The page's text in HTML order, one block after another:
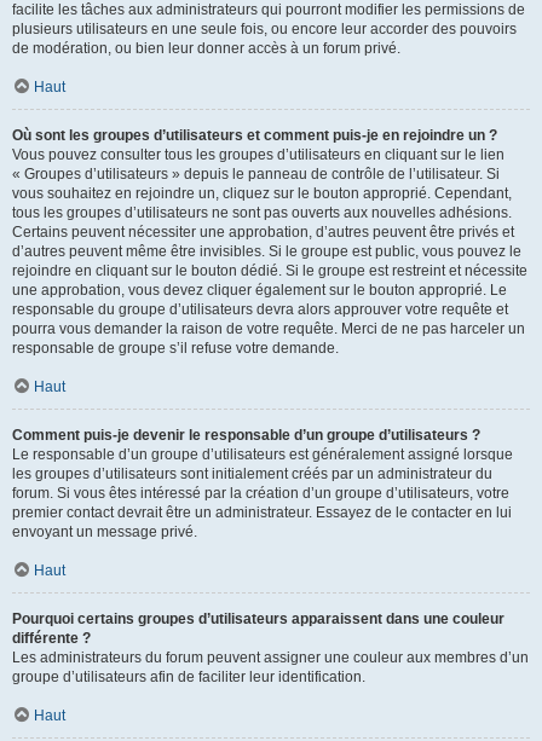
facilite les tâches aux administrateurs qui pourront modifier les permissions de
plusieurs utilisateurs en une seule fois, ou encore leur accorder des pouvoirs
de modération, ou bien leur donner accès à un forum privé.
Haut
Où sont les groupes d’utilisateurs et comment puis-je en rejoindre un ?
Vous pouvez consulter tous les groupes d’utilisateurs en cliquant sur le lien
« Groupes d’utilisateurs » depuis le panneau de contrôle de l’utilisateur. Si
vous souhaitez en rejoindre un, cliquez sur le bouton approprié. Cependant,
tous les groupes d’utilisateurs ne sont pas ouverts aux nouvelles adhésions.
Certains peuvent nécessiter une approbation, d’autres peuvent être privés et
d’autres peuvent même être invisibles. Si le groupe est public, vous pouvez le
rejoindre en cliquant sur le bouton dédié. Si le groupe est restreint et nécessite
une approbation, vous devez cliquer également sur le bouton approprié. Le
responsable du groupe d’utilisateurs devra alors approuver votre requête et
pourra vous demander la raison de votre requête. Merci de ne pas harceler un
responsable de groupe s’il refuse votre demande.
Haut
Comment puis-je devenir le responsable d’un groupe d’utilisateurs ?
Le responsable d’un groupe d’utilisateurs est généralement assigné lorsque
les groupes d’utilisateurs sont initialement créés par un administrateur du
forum. Si vous êtes intéressé par la création d’un groupe d’utilisateurs, votre
premier contact devrait être un administrateur. Essayez de le contacter en lui
envoyant un message privé.
Haut
Pourquoi certains groupes d’utilisateurs apparaissent dans une couleur
différente ?
Les administrateurs du forum peuvent assigner une couleur aux membres d’un
groupe d’utilisateurs afin de faciliter leur identification.
Haut